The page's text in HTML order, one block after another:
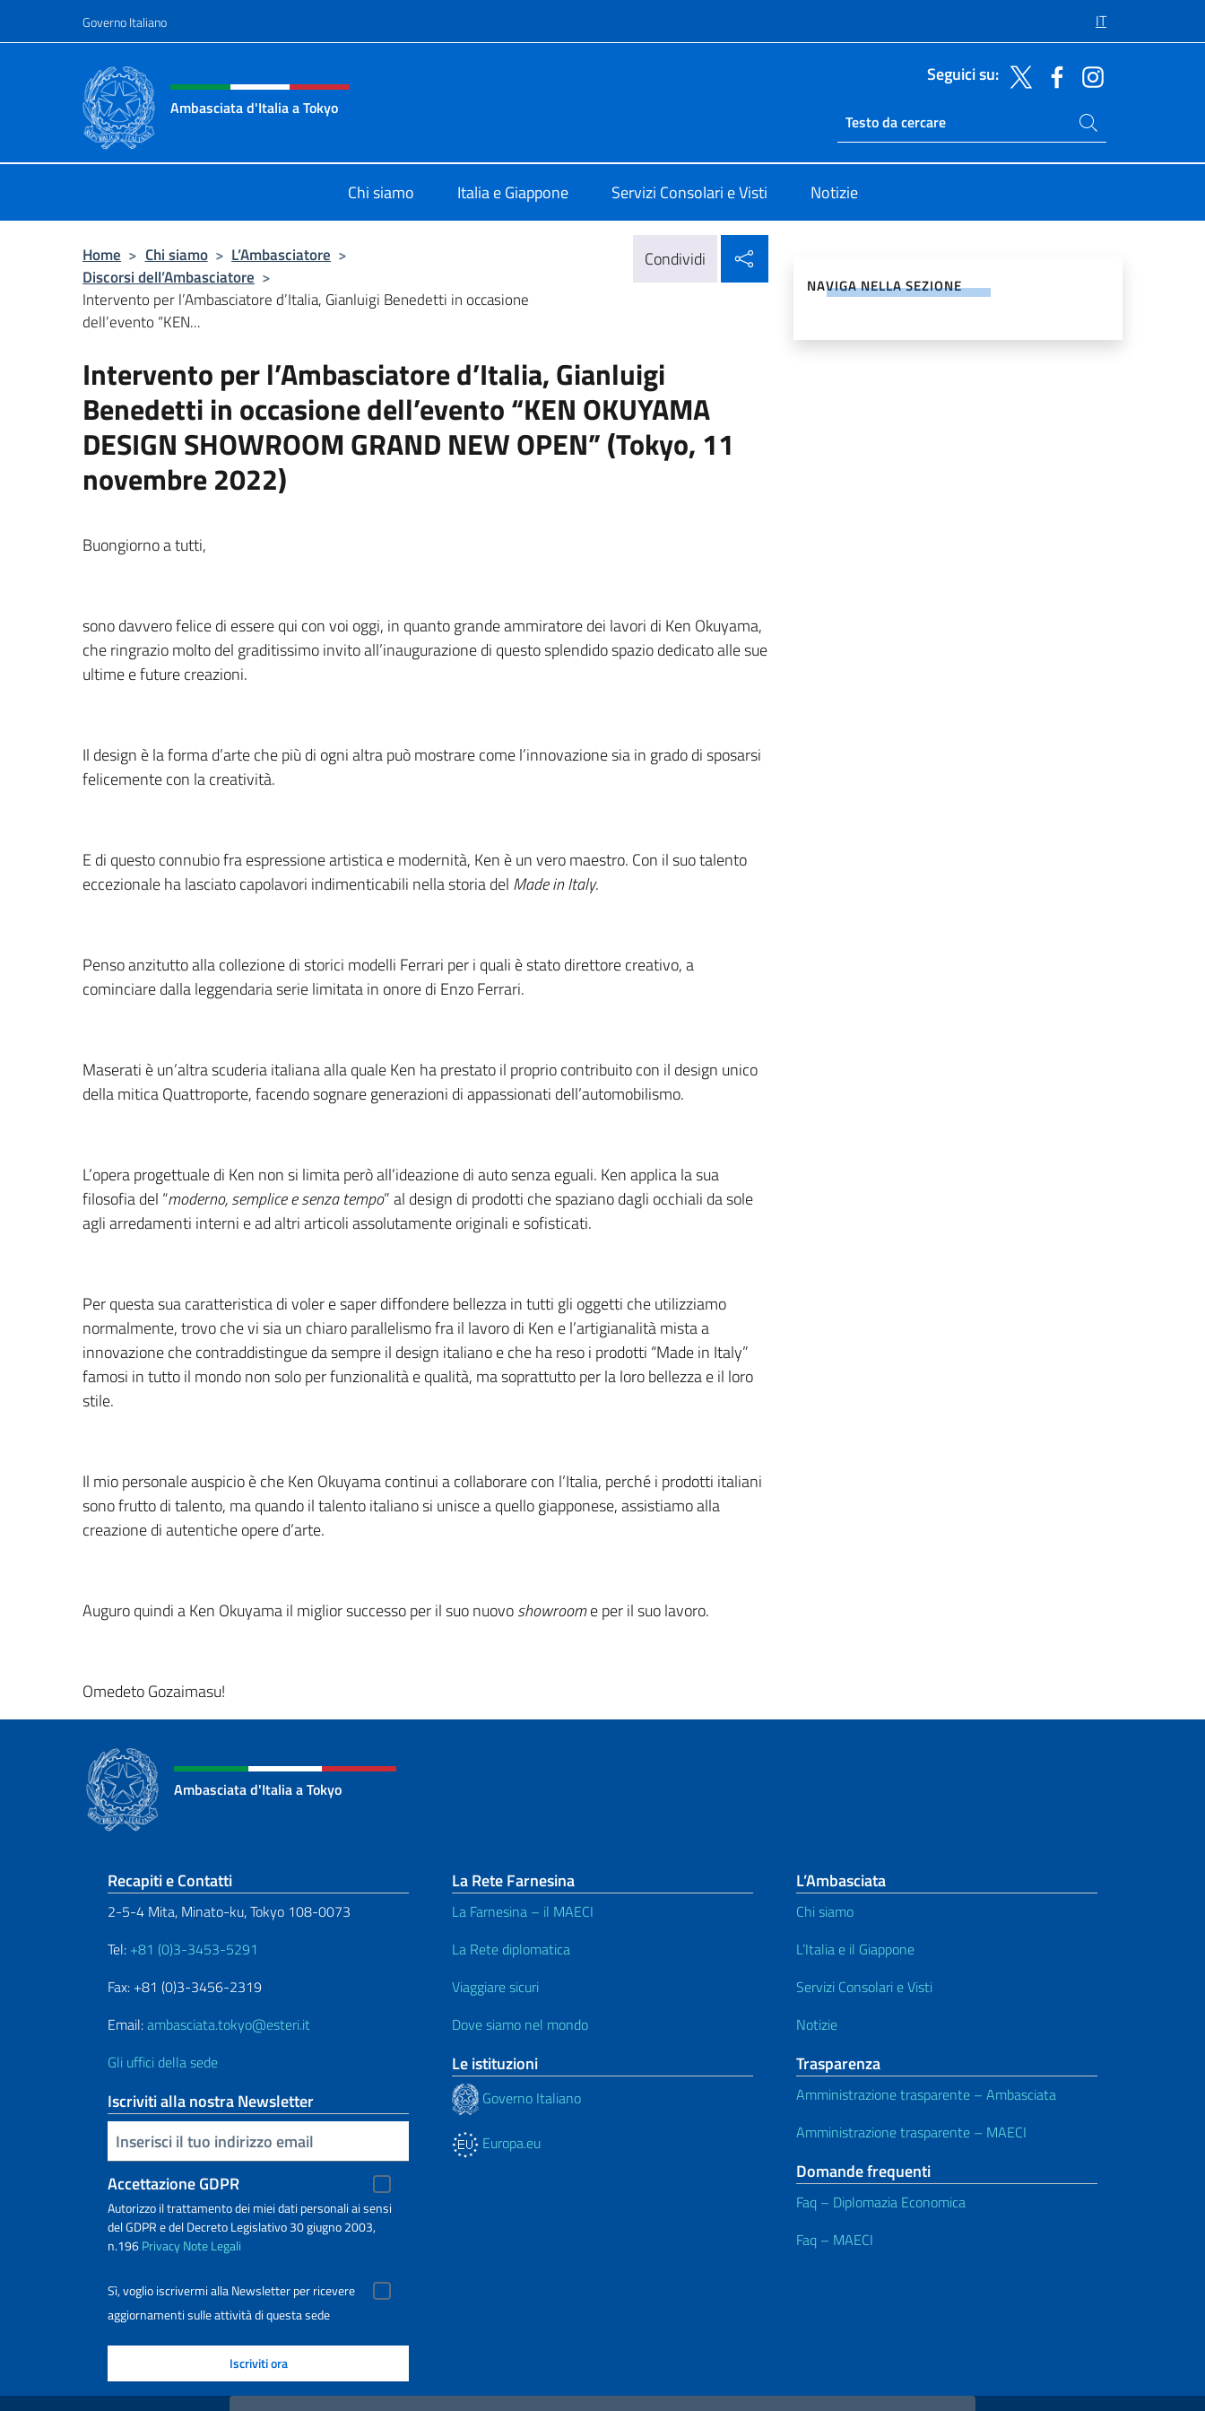
Governo Italiano IT
Intestazione sito, social e menù
Ambasciata d'Italia a Tokyo
Seguici su:
Ricerca sito live
Cerca nel sito
Chi siamo Italia e Giappone Servizi Consolari e Visti Notizie
Home > Chi siamo > L’Ambasciatore >
Discorsi dell’Ambasciatore >
Intervento per l’Ambasciatore d’Italia, Gianluigi Benedetti in occasione
dell’evento “KEN...
Condividi
Intervento per l’Ambasciatore d’Italia, Gianluigi
Benedetti in occasione dell’evento “KEN OKUYAMA
DESIGN SHOWROOM GRAND NEW OPEN” (Tokyo, 11
novembre 2022)
Buongiorno a tutti,
sono davvero felice di essere qui con voi oggi, in quanto grande ammiratore dei lavori di Ken Okuyama,
che ringrazio molto del graditissimo invito all’inaugurazione di questo splendido spazio dedicato alle sue
ultime e future creazioni.
Il design è la forma d’arte che più di ogni altra può mostrare come l’innovazione sia in grado di sposarsi
felicemente con la creatività.
E di questo connubio fra espressione artistica e modernità, Ken è un vero maestro. Con il suo talento
eccezionale ha lasciato capolavori indimenticabili nella storia del Made in Italy.
Penso anzitutto alla collezione di storici modelli Ferrari per i quali è stato direttore creativo, a
cominciare dalla leggendaria serie limitata in onore di Enzo Ferrari.
Maserati è un’altra scuderia italiana alla quale Ken ha prestato il proprio contribuito con il design unico
della mitica Quattroporte, facendo sognare generazioni di appassionati dell’automobilismo.
L’opera progettuale di Ken non si limita però all’ideazione di auto senza eguali. Ken applica la sua
filosofia del “moderno, semplice e senza tempo” al design di prodotti che spaziano dagli occhiali da sole
agli arredamenti interni e ad altri articoli assolutamente originali e sofisticati.
Per questa sua caratteristica di voler e saper diffondere bellezza in tutti gli oggetti che utilizziamo
normalmente, trovo che vi sia un chiaro parallelismo fra il lavoro di Ken e l’artigianalità mista a
innovazione che contraddistingue da sempre il design italiano e che ha reso i prodotti “Made in Italy”
famosi in tutto il mondo non solo per funzionalità e qualità, ma soprattutto per la loro bellezza e il loro
stile.
Il mio personale auspicio è che Ken Okuyama continui a collaborare con l’Italia, perché i prodotti italiani
sono frutto di talento, ma quando il talento italiano si unisce a quello giapponese, assistiamo alla
creazione di autentiche opere d’arte.
Auguro quindi a Ken Okuyama il miglior successo per il suo nuovoshowroome per il suo lavoro.
Omedeto Gozaimasu!
NAVIGA NELLA SEZIONE
Ambasciata d'Italia a Tokyo
Sezione footer
Recapiti e Contatti
2-5-4 Mita, Minato-ku, Tokyo 108-0073
Tel: +81 (0)3-3453-5291
Fax: +81 (0)3-3456-2319
Email:ambasciata.tokyo@esteri.it
Gli uffici della sede
Iscriviti alla nostra Newsletter
Inserisci la tua email
Accettazione GDPR
Autorizzo il trattamento dei miei dati personali ai sensi
del GDPR e del Decreto Legislativo 30 giugno 2003,
n.196PrivacyNote Legali
Sì, voglio iscrivermi alla Newsletter per ricevere
aggiornamenti sulle attività di questa sede
La Rete Farnesina
La Farnesina – il MAECI
La Rete diplomatica
Viaggiare sicuri
Dove siamo nel mondo
Le istituzioni
Governo Italiano
Europa.eu
L’Ambasciata
Chi siamo
L’Italia e il Giappone
Servizi Consolari e Visti
Notizie
Trasparenza
Amministrazione trasparente – Ambasciata
Amministrazione trasparente – MAECI
Domande frequenti
Faq – Diplomazia Economica
Faq – MAECI